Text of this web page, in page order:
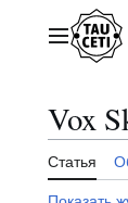
содержанию
Главное
Vox
Статья